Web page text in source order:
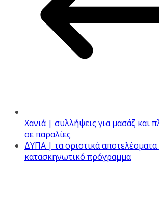
Χανιά | συλλήψεις για μασάζ και
σε παραλίες
ΔΥΠΑ | τα οριστικά αποτελέσματα
κατασκηνωτικό πρόγραμμα